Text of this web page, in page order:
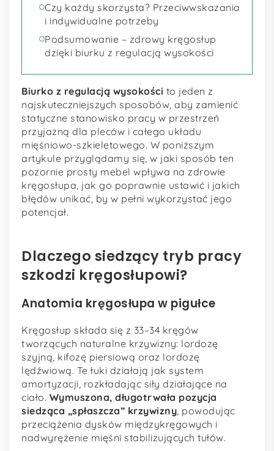
Czy każdy skorzysta? Przeciwwskazania
i indywidualne potrzeby
Podsumowanie – zdrowy kręgosłup
dzięki biurku z regulacją wysokości
Biurko z regulacją wysokości to jeden z
najskuteczniejszych sposobów, aby zamienić
statyczne stanowisko pracy w przestrzeń
przyjazną dla pleców i całego układu
mięśniowo-szkieletowego. W poniższym
artykule przyglądamy się, w jaki sposób ten
pozornie prosty mebel wpływa na zdrowie
kręgosłupa, jak go poprawnie ustawić i jakich
błędów unikać, by w pełni wykorzystać jego
potencjał.
Dlaczego siedzący tryb pracy
szkodzi kręgosłupowi?
Anatomia kręgosłupa w pigułce
Kręgosłup składa się z 33–34 kręgów
tworzących naturalne krzywizny: lordozę
szyjną, kifozę piersiową oraz lordozę
lędźwiową. Te łuki działają jak system
amortyzacji, rozkładając siły działające na
ciało. Wymuszona, długotrwała pozycja
siedząca „spłaszcza” krzywizny, powodując
przeciążenia dysków międzykręgowych i
nadwyrężenie mięśni stabilizujących tułów.